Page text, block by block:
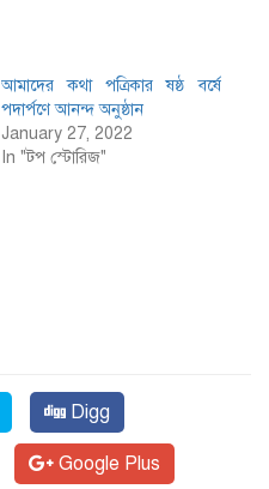
আমাদের কথা পত্রিকার ষষ্ঠ বর্ষে
পদার্পণে আনন্দ অনুষ্ঠান
January 27, 2022
In "টপ স্টোরিজ"
Digg
Google Plus